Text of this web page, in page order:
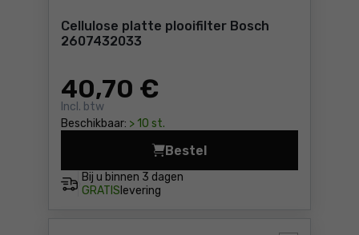
Cellulose platte plooifilter Bosch
2607432033
40,70 €
Incl. btw
Beschikbaar: > 10 st.
Bij u binnen 3 dagen
GRATIS levering
Bestel
Cellulose platte plooifilter